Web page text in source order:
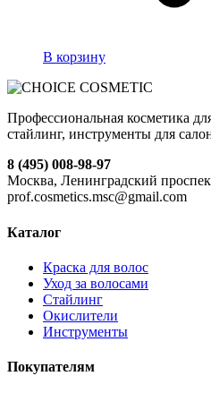
В корзину
Профессиональная косметика
стайлинг, инструменты для
8 (495) 008-98-97
Москва, Ленинградский
prof.cosmetics.msc@gmail.com
Каталог
Краска для волос
Уход за волосами
Стайлинг
Окислители
Инструменты
Покупателям